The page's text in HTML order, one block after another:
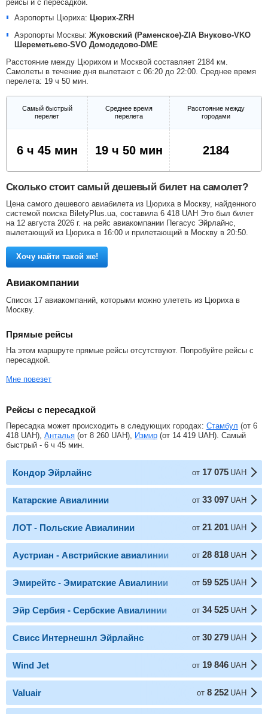
рейсы и с пересадкой.
Аэропорты Цюриха: Цюрих-ZRH
Аэропорты Москвы: Жуковский (Раменское)-ZIA Внуково-VKO
Шереметьево-SVO Домодедово-DME
Расстояние между Цюрихом и Москвой составляет 2184 км.
Самолеты в течение дня вылетают с 06:20 до 22:00. Среднее время
перелета: 19 ч 50 мин.
Самый быстрый
перелет
Среднее время
перелета
Расстояние между
городами
6 ч 45 мин 19 ч 50 мин 2184
Сколько стоит самый дешевый билет на самолет?
Цена самого дешевого авиабилета из Цюриха в Москву, найденного
системой поиска BiletyPlus.ua, составила 6 418 UAH Это был билет
на 12 августа 2026 г. на рейс авиакомпании Пегасус Эйрлайнс,
вылетающий из Цюриха в 16:00 и прилетающий в Москву в 20:50.
Хочу найти такой же!
Авиакомпании
Список 17 авиакомпаний, которыми можно улететь из Цюриха в
Москву.
Прямые рейсы
На этом маршруте прямые рейсы отсутствуют. Попробуйте рейсы с
пересадкой.
Мне повезет
Рейсы с пересадкой
Пересадка может происходить в следующих городах: Стамбул (от 6
418 UAH), Анталья (от 8 260 UAH), Измир (от 14 419 UAH). Самый
быстрый - 6 ч 45 мин.
Кондор Эйрлайнс от 17 075 UAH
Катарские Авиалинии от 33 097 UAH
ЛОТ - Польские Авиалинии от 21 201 UAH
Аустриан - Австрийские авиалинии от 28 818 UAH
Эмирейтс - Эмиратские Авиалинии от 59 525 UAH
Эйр Сербия - Сербские Авиалинии от 34 525 UAH
Свисс Интернешнл Эйрлайнс от 30 279 UAH
Wind Jet от 19 846 UAH
Valuair от 8 252 UAH